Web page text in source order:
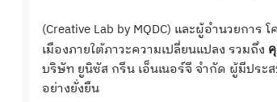
(Creative Lab by MQDC) และผู้อำนวยกา
เมืองภายใต้ภาวะความเปลี่ยนแปลง รวมถึง
บริษัท ยูนิซัส กรีน เอ็นเนอร์จี จำกัด ผู้มีปร
อย่างยั่งยืน